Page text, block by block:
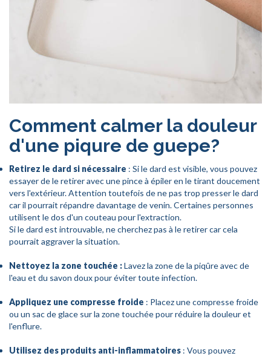
Comment calmer la douleur
d'une piqure de guepe?
Retirez le dard si nécessaire : Si le dard est visible, vous pouvez
essayer de le retirer avec une pince à épiler en le tirant doucement
vers l'extérieur. Attention toutefois de ne pas trop presser le dard
car il pourrait répandre davantage de venin. Certaines personnes
utilisent le dos d'un couteau pour l'extraction.
Si le dard est introuvable, ne cherchez pas à le retirer car cela
pourrait aggraver la situation.
Nettoyez la zone touchée :Lavez la zone de la piqûre avec de
l'eau et du savon doux pour éviter toute infection.
Appliquez une compresse froide : Placez une compresse froide
ou un sac de glace sur la zone touchée pour réduire la douleur et
l'enflure.
Utilisez des produits anti-inflammatoires : Vous pouvez